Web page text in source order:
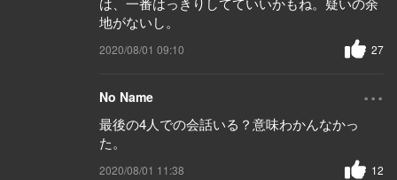
地がないし。
2020/08/01 09:10 27
No Name ...
最後の4人での会話いる？意味わかんなかっ
た。
2020/08/01 11:38 12